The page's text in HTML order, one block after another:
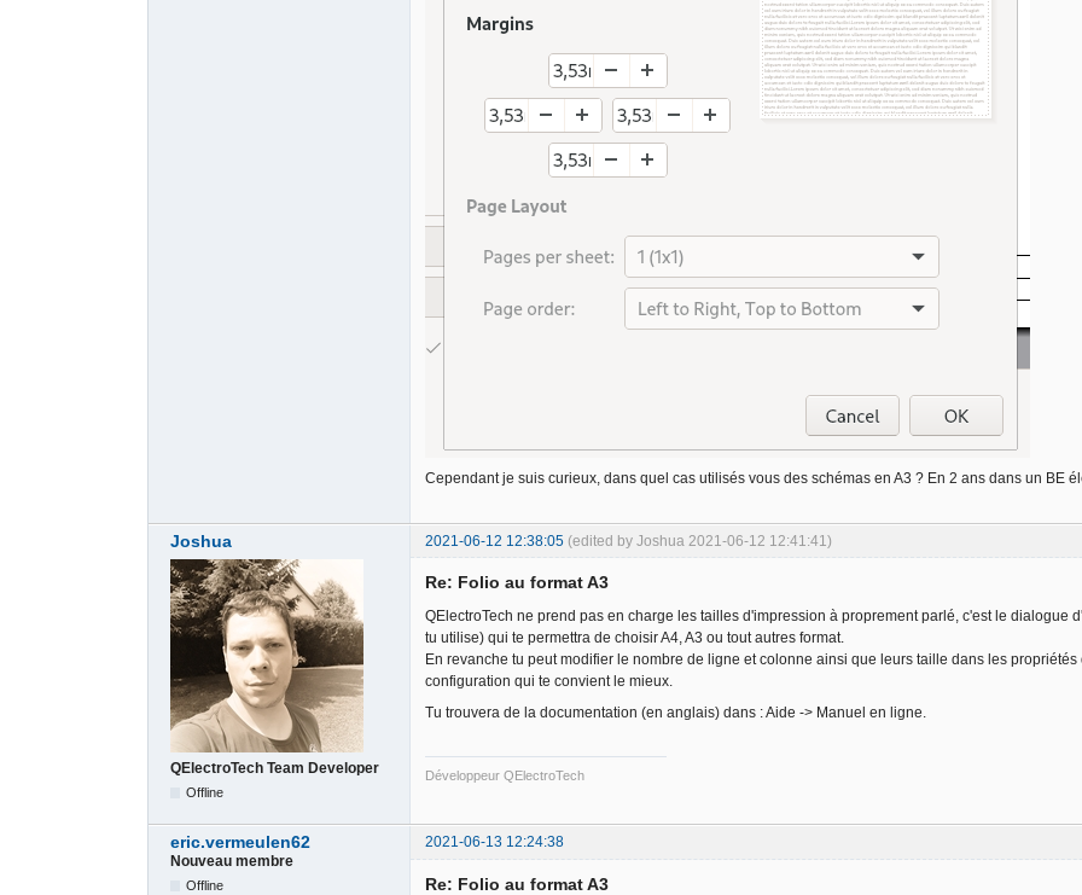
Cependant je suis curieux, dans quel cas utilisés vous des schémas en A3 ? En 2 ans dans un BE
Joshua 2021-06-12 12:38:05 (edited by Joshua 2021-06-12 12:41:41)
QElectroTech Team Developer
Offline
Re: Folio au format A3
QElectroTech ne prend pas en charge les tailles d'impression à proprement parlé, c'est le dialogue
tu utilise) qui te permettra de choisir A4, A3 ou tout autres format.
En revanche tu peut modifier le nombre de ligne et colonne ainsi que leurs taille dans les
configuration qui te convient le mieux.
Tu trouvera de la documentation (en anglais) dans : Aide -> Manuel en ligne.
Développeur QElectroTech
eric.vermeulen62
2021-06-13 12:24:38
Nouveau membre
Offline Re: Folio au format A3